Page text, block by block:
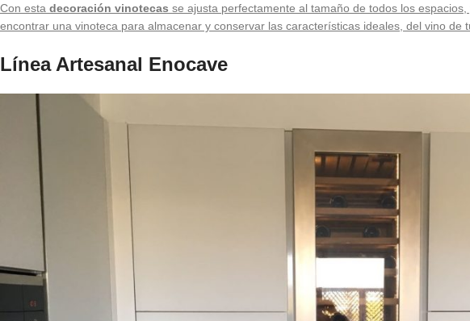
Con esta decoración vinotecas se ajusta perfectamente al tamaño de todos los
encontrar una vinoteca para almacenar y conservar las características ideales, del vino de
Línea Artesanal Enocave